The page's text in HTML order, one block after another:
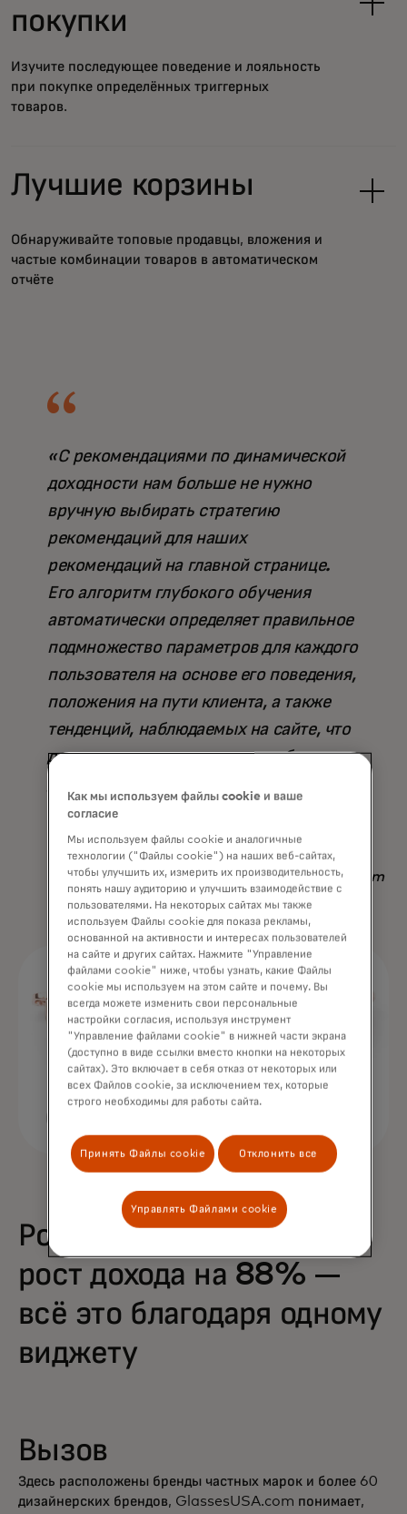
покупки
Изучите последующее поведение и лояльность
при покупке определённых триггерных
товаров.
Лучшие корзины
Обнаруживайте топовые продавцы, вложения и
частые комбинации товаров в автоматическом
отчёте
«С рекомендациями по динамической
доходности нам больше не нужно
вручную выбирать стратегию
рекомендаций для наших
рекомендаций на главной странице.
Его алгоритм глубокого обучения
автоматически определяет правильное
подмножество параметров для каждого
пользователя на основе его поведения,
положения на пути клиента, а также
тенденций, наблюдаемых на сайте, что
делает его превосходящим любую
только по результату, но и по
сэкономленному времени».
Nadav Yekutiel, Head of Data, GlassesUSA.com
Рост покупок на 68% и
рост дохода на 88% —
всё это благодаря одному
виджету
Вызов
Здесь расположены бренды частных марок и более 60
дизайнерских брендов, GlassesUSA.com понимает,
Как мы используем файлы cookie и ваше
согласие
Мы используем файлы cookie и аналогичные
технологии ("Файлы cookie") на наших веб-сайтах,
чтобы улучшить их, измерить их производительность,
понять нашу аудиторию и улучшить взаимодействие с
пользователями. На некоторых сайтах мы также
используем Файлы cookie для показа рекламы,
основанной на активности и интересах пользователей
на сайте и других сайтах. Нажмите "Управление
файлами cookie" ниже, чтобы узнать, какие Файлы
cookie мы используем на этом сайте и почему. Вы
всегда можете изменить свои персональные
настройки согласия, используя инструмент
"Управление файлами cookie" в нижней части экрана
(доступно в виде ссылки вместо кнопки на некоторых
сайтах). Это включает в себя отказ от некоторых или
всех Файлов cookie, за исключением тех, которые
строго необходимы для работы сайта.
Принять Файлы cookie Отклонить все
Управлять Файлами cookie